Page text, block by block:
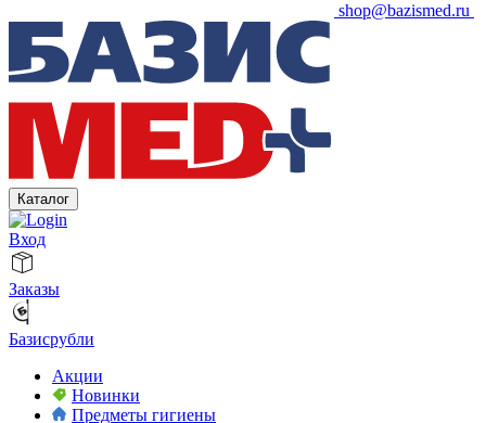
shop@bazismed.ru
Каталог
Вход
Заказы
Базисрубли
Акции
Новинки
Предметы гигиены